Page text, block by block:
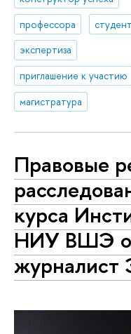
профессора
экспертиза
приглашение к участию
магистратура
Правовые
курса
НИУ ВШЭ
журналист